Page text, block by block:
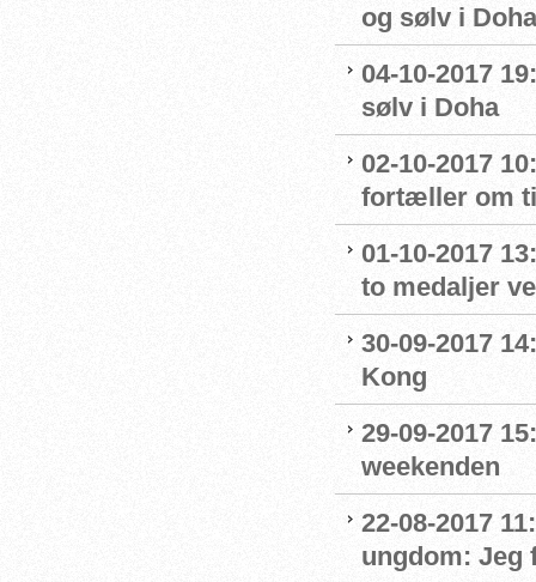
og sølv i Doha
04-10-2017
sølv i Doha
02-10-2017
fortæller om
01-10-2017
to medaljer
30-09-2017
Kong
29-09-2017
weekenden
22-08-2017
ungdom: